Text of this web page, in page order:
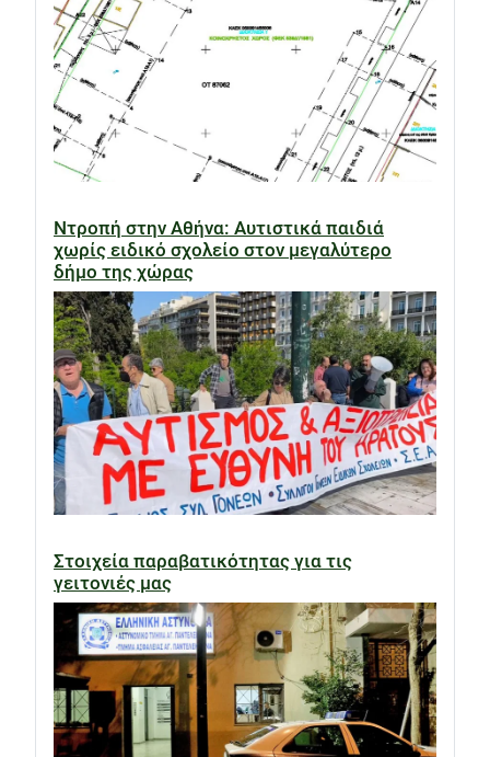
Ντροπή στην Αθήνα: Αυτιστικά παιδιά
χωρίς ειδικό σχολείο στον μεγαλύτερο
δήμο της χώρας
Στοιχεία παραβατικότητας για τις
γειτονιές μας